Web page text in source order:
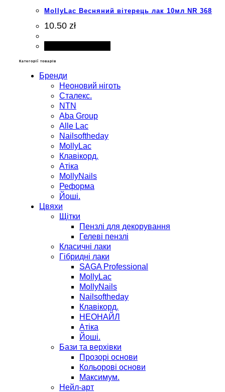
MollyLac Весняний вітерець лак 10мл NR 368
10.50 zł
Категорії товарів
Бренди
Неоновий ніготь
Сталекс.
NTN
Aba Group
Alle Lac
Nailsoftheday
MollyLac
Клавікорд.
Атіка
MollyNails
Реформа
Йоші.
Цвяхи
Щітки
Пензлі для декорування
Гелеві пензлі
Класичні лаки
Гібридні лаки
SAGA Professional
MollyLac
MollyNails
Nailsoftheday
Клавікорд.
НЕОНАЙЛ
Атіка
Йоші.
Бази та верхівки
Прозорі основи
Кольорові основи
Максимум.
Нейл-арт